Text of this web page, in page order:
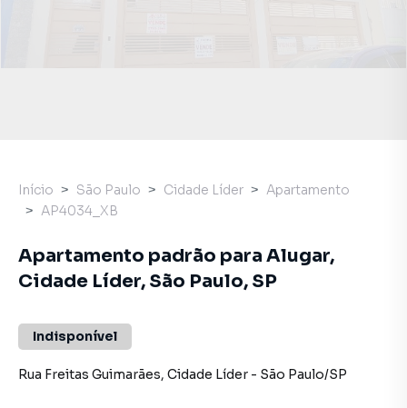
Início São Paulo Cidade Líder
Apartamento
AP4034_XB
Apartamento padrão para Alugar,
Cidade Líder, São Paulo, SP
Indisponível
Rua Freitas Guimarães, Cidade Líder - São Paulo/SP